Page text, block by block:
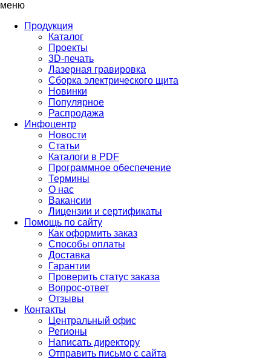
меню
Продукция
Каталог
Проекты
3D-печать
Лазерная гравировка
Сборка электрического щита
Новинки
Популярное
Распродажа
Инфоцентр
Новости
Статьи
Каталоги в PDF
Программное обеспечение
Термины
О нас
Вакансии
Лицензии и сертификаты
Помощь по сайту
Как оформить заказ
Способы оплаты
Доставка
Гарантии
Проверить статус заказа
Вопрос-ответ
Отзывы
Контакты
Центральный офис
Регионы
Написать директору
Отправить письмо с сайта